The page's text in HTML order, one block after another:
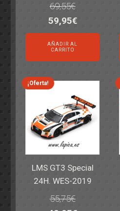
69,55€
El
precio
original
era:
69,55€.
59,95€El
precio
actual
es:
59,95€.
AÑADIR AL
CARRITO
¡Oferta!
LMS GT3 Special
24H. WES-2019
55,75€